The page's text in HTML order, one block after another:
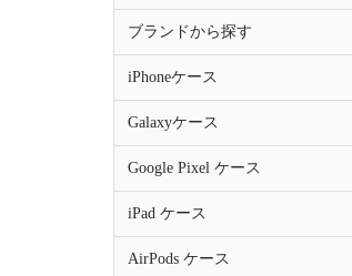
ブランドから探す
iPhoneケース
Galaxyケース
Google Pixel ケース
iPad ケース
AirPods ケース